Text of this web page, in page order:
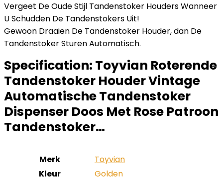
Vergeet De Oude Stijl Tandenstoker Houders Wanneer
U Schudden De Tandenstokers Uit!
Gewoon Draaien De Tandenstoker Houder, dan De
Tandenstoker Sturen Automatisch.
Specification: Toyvian Roterende
Tandenstoker Houder Vintage
Automatische Tandenstoker
Dispenser Doos Met Rose Patroon
Tandenstoker…
Merk
‎Toyvian
Kleur
‎Golden